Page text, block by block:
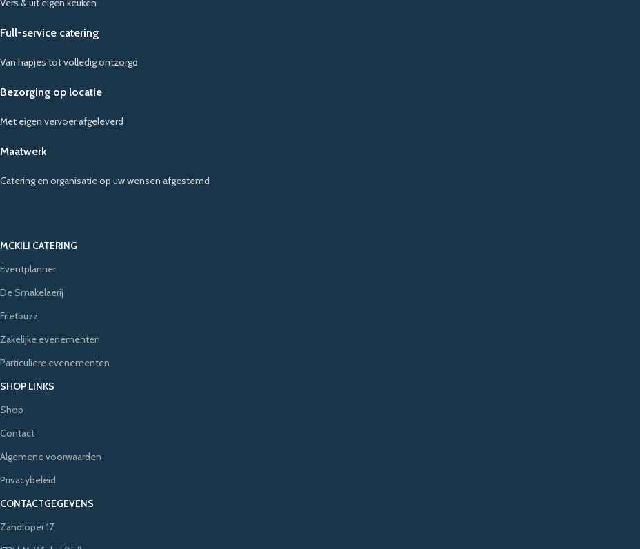
Vers & uit eigen keuken
Full-service catering
Van hapjes tot volledig ontzorgd
Bezorging op locatie
Met eigen vervoer afgeleverd
Maatwerk
Catering en organisatie op uw wensen afgestemd
MCKILI CATERING
Eventplanner
De Smakelaerij
Frietbuzz
Zakelijke evenementen
Particuliere evenementen
SHOP LINKS
Shop
Contact
Algemene voorwaarden
Privacybeleid
CONTACTGEGEVENS
Zandloper 17